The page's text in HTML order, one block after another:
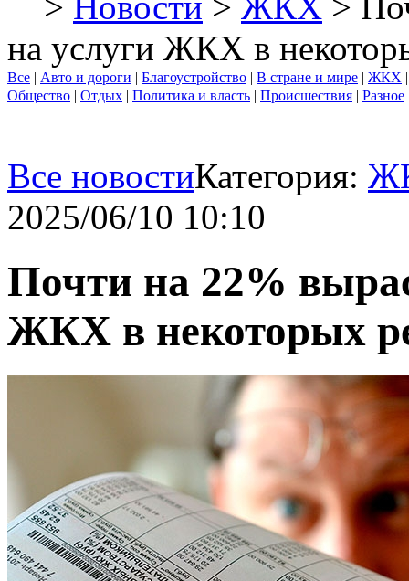
на услуги ЖКХ в
Все | Авто и дороги | Благоустройство | В стране и мире | ЖКХ
Общество | Отдых | Политика и власть | Происшествия | Разное
Все новостиКатегория:
2025/06/10 10:10
Почти на 22%
ЖКХ в некоторых